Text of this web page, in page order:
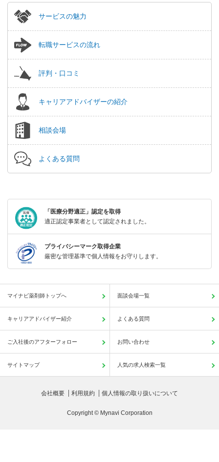
サービスの魅力
転職サービスの流れ
評判・口コミ
キャリアアドバイザーの紹介
相談会場
よくある質問
「医療分野適正」認定を取得
適正認定事業者として認定されました。
プライバシーマーク取得企業
厳密な管理基準で個人情報をお守りします。
マイナビ薬剤師トップへ 面談会場一覧
キャリアアドバイザー紹介 よくある質問
ご入社後のアフターフォロー お問い合わせ
サイトマップ 人気の求人検索一覧
会社概要 利用規約 個人情報の取り扱いについて
Copyright © Mynavi Corporation